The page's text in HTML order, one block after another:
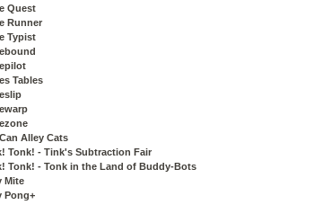
Quest
Runner
Typist
Tables
Alley Cats
Tonk! - Tink's Subtraction Fair
Tonk! - Tonk in the Land of Buddy-Bots
Mite
Pong+